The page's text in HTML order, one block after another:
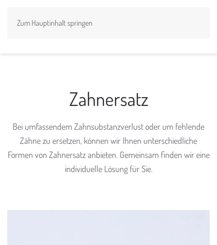
Zum Hauptinhalt springen
Zahnersatz
Bei umfassendem Zahnsubstanzverlust oder um fehlende
Zähne zu ersetzen, können wir Ihnen unterschiedliche
Formen von Zahnersatz anbieten. Gemeinsam finden wir eine
individuelle Lösung für Sie.